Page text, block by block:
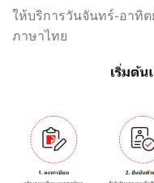
ให้บริการวันจันทร์-อาทิต
ภาษาไทย